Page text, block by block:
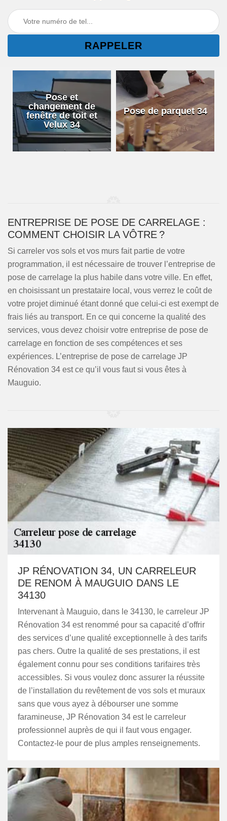
Pose et
changement de
fenêtre de toit et
Velux 34
Pose de parquet 34
ENTREPRISE DE POSE DE CARRELAGE :
COMMENT CHOISIR LA VÔTRE ?
Si carreler vos sols et vos murs fait partie de votre
programmation, il est nécessaire de trouver l’entreprise de
pose de carrelage la plus habile dans votre ville. En effet,
en choisissant un prestataire local, vous verrez le coût de
votre projet diminué étant donné que celui-ci est exempt de
frais liés au transport. En ce qui concerne la qualité des
services, vous devez choisir votre entreprise de pose de
carrelage en fonction de ses compétences et ses
expériences. L’entreprise de pose de carrelage JP
Rénovation 34 est ce qu’il vous faut si vous êtes à
Mauguio.
JP RÉNOVATION 34, UN CARRELEUR
DE RENOM À MAUGUIO DANS LE
34130
Intervenant à Mauguio, dans le 34130, le carreleur JP
Rénovation 34 est renommé pour sa capacité d’offrir
des services d’une qualité exceptionnelle à des tarifs
pas chers. Outre la qualité de ses prestations, il est
également connu pour ses conditions tarifaires très
accessibles. Si vous voulez donc assurer la réussite
de l’installation du revêtement de vos sols et muraux
sans que vous ayez à débourser une somme
faramineuse, JP Rénovation 34 est le carreleur
professionnel auprès de qui il faut vous engager.
Contactez-le pour de plus amples renseignements.